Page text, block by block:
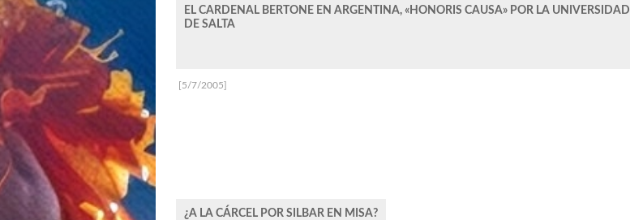
EL CARDENAL BERTONE EN ARGENTINA, «HONORIS CAUSA» POR LA UNIVERSIDAD
DE SALTA
¿A LA CÁRCEL POR SILBAR EN MISA?
[5/7/2005]